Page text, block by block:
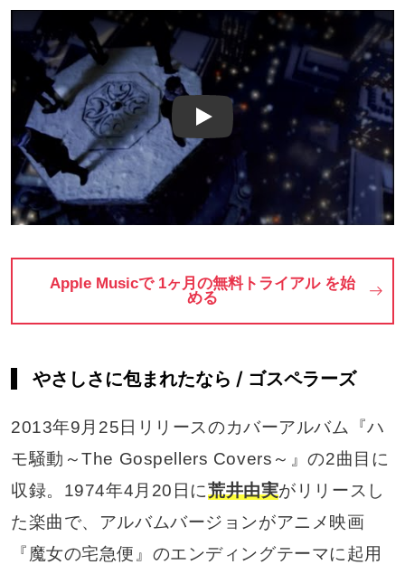
Apple Musicで 1ヶ月の無料トライアル を始
める
やさしさに包まれたなら / ゴスペラーズ
2013年9月25日リリースのカバーアルバム『ハ
モ騒動～The Gospellers Covers～』の2曲目に
収録。1974年4月20日に荒井由実がリリースし
た楽曲で、アルバムバージョンがアニメ映画
『魔女の宅急便』のエンディングテーマに起用